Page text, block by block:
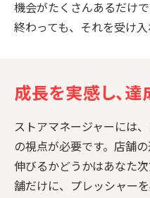
機会がたくさんあるだけ
終わっても、それを受け入
成長を実感し、
ストアマネージャーには
の視点が必要です。店舗
伸びるかどうかはあなた
舗だけに、プレッシャー